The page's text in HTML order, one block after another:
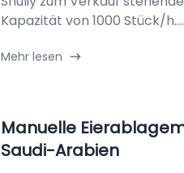
Kapazität von 1000 Stück/h....
Mehr lesen
Manuelle
Saudi-Arabien